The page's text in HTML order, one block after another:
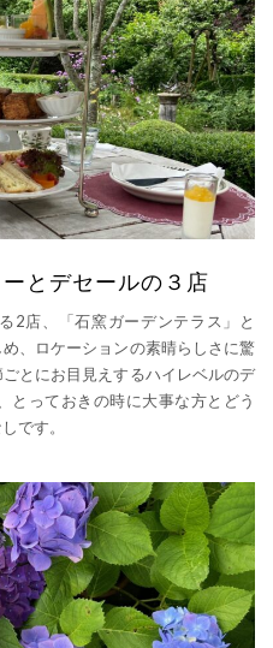
とデセールの３店
2店、「石窯ガーデンテラス」と
、ロケーションの素晴らしさに驚
とにお目見えするハイレベルのデ
とっておきの時に大事な方とどう
です。